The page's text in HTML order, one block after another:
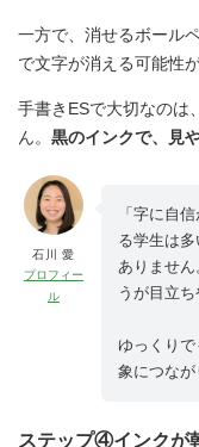
一方で、消せるボール
で文字が消える可能性
手書きESで大切なのは
ん。 黒のインクで、見
石川 愛
プロフィー
ル
「字に自
る学生は
ありませ
うが目立ち
ゆっくりで
象につなが
ステップ④インクが